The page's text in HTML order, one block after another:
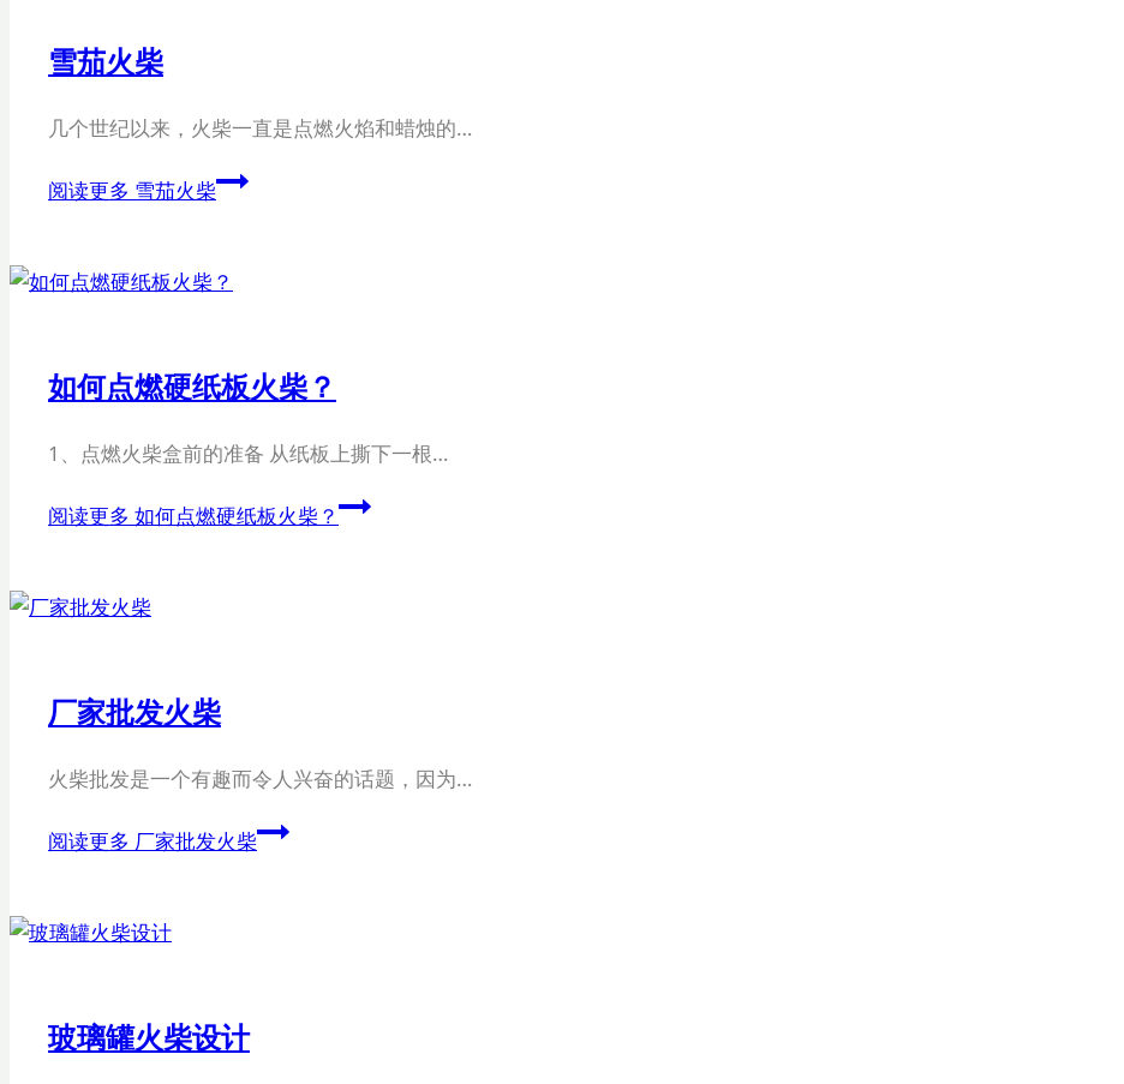
雪茄火柴
几个世纪以来，火柴一直是点燃火焰和蜡烛的…
阅读更多 雪茄火柴
如何点燃硬纸板火柴？
1、点燃火柴盒前的准备 从纸板上撕下一根…
阅读更多 如何点燃硬纸板火柴？
厂家批发火柴
火柴批发是一个有趣而令人兴奋的话题，因为…
阅读更多 厂家批发火柴
玻璃罐火柴设计